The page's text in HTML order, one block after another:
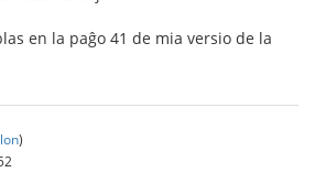
en la paĝo 41 de mia versio de la
)